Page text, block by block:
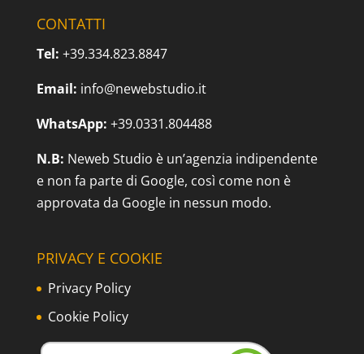
CONTATTI
Tel: +39.334.823.8847
Email: info@newebstudio.it
WhatsApp: +39.0331.804488
N.B: Neweb Studio è un’agenzia indipendente
e non fa parte di Google, così come non è
approvata da Google in nessun modo.
PRIVACY E COOKIE
Privacy Policy
Cookie Policy